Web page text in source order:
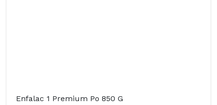
Enfalac 1 Premium Po 850 G